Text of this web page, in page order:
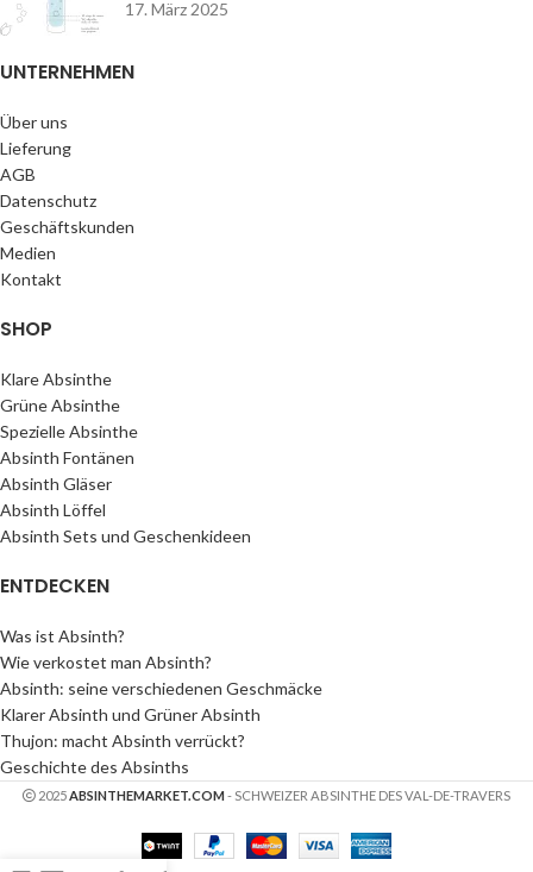
17. März 2025
UNTERNEHMEN
Über uns
Lieferung
AGB
Datenschutz
Geschäftskunden
Medien
Kontakt
SHOP
Klare Absinthe
Grüne Absinthe
Spezielle Absinthe
Absinth Fontänen
Absinth Gläser
Absinth Löffel
Absinth Sets und Geschenkideen
ENTDECKEN
Was ist Absinth?
Wie verkostet man Absinth?
Absinth: seine verschiedenen Geschmäcke
Klarer Absinth und Grüner Absinth
Thujon: macht Absinth verrückt?
Geschichte des Absinths
2025ABSINTHEMARKET.COM - SCHWEIZER ABSINTHE DES VAL-DE-TRAVERS